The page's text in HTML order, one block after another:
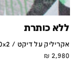
ללא כותרת
אקריליק על דיקט / 65x50x2 ס''מ
2,980
₪